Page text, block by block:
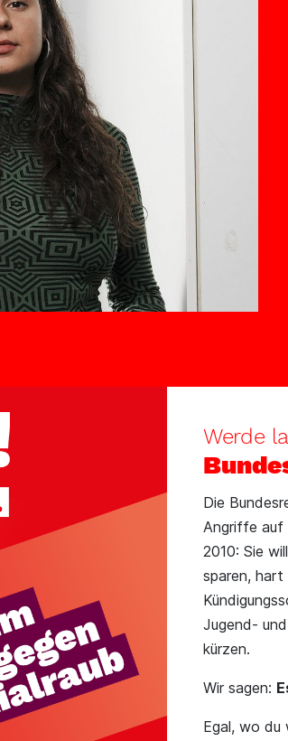
Werde
Die
Angriffe auf
2010: Sie
sparen,
Jugend-
kürzen.
Wir sagen:
Egal, wo du